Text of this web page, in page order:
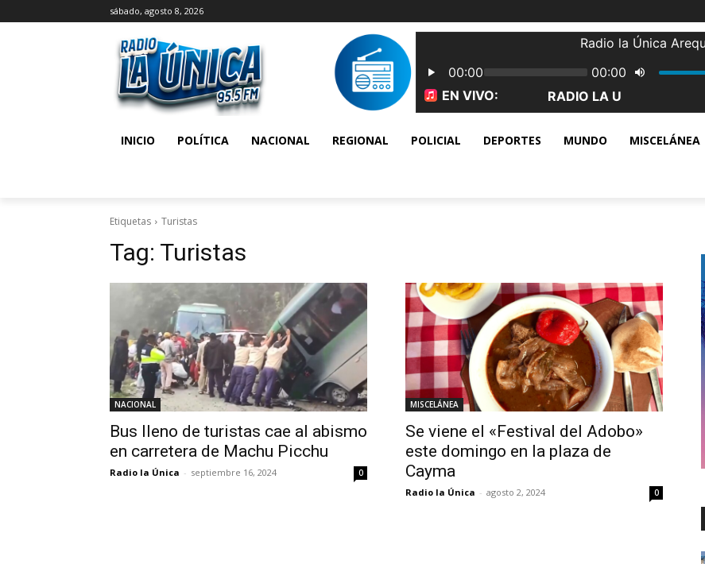
sábado, agosto 8, 2026
INICIO POLÍTICA NACIONAL REGIONAL POLICIAL DEPORTES MUNDO MISCELÁNEA
Etiquetas Turistas
Tag: Turistas
NACIONAL
Bus lleno de turistas cae al abismo
en carretera de Machu Picchu
Radio la Única - septiembre 16, 2024 0
MISCELÁNEA
Se viene el «Festival del Adobo»
este domingo en la plaza de
Cayma
Radio la Única - agosto 2, 2024 0